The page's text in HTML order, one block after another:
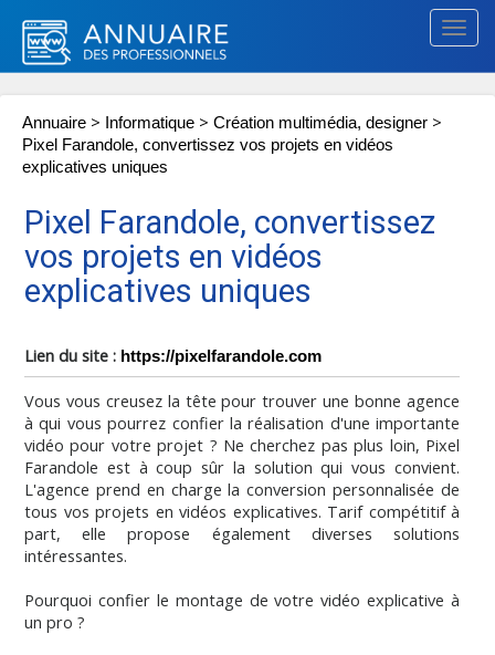
Annuaire > Informatique > Création multimédia, designer >
Pixel Farandole, convertissez vos projets en vidéos
explicatives uniques
Pixel Farandole, convertissez
vos projets en vidéos
explicatives uniques
Lien du site : https://pixelfarandole.com
Vous vous creusez la tête pour trouver une bonne agence
à qui vous pourrez confier la réalisation d'une importante
vidéo pour votre projet ? Ne cherchez pas plus loin, Pixel
Farandole est à coup sûr la solution qui vous convient.
L'agence prend en charge la conversion personnalisée de
tous vos projets en vidéos explicatives. Tarif compétitif à
part, elle propose également diverses solutions
intéressantes.
Pourquoi confier le montage de votre vidéo explicative à
un pro ?